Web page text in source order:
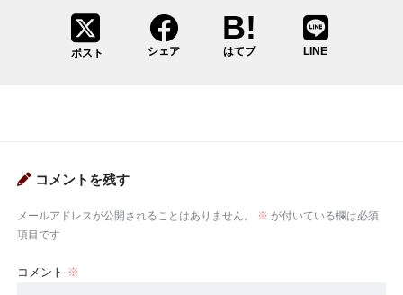
ポスト シェア はてブ LINE
コメントを残す
メールアドレスが公開されることはありません。 ※ が付いている欄は必須
項目です
コメント ※